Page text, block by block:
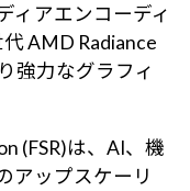
ィアエンコーディ
AMD Radiance
強力なグラフィ
(FSR)は、AI、機
アップスケーリ